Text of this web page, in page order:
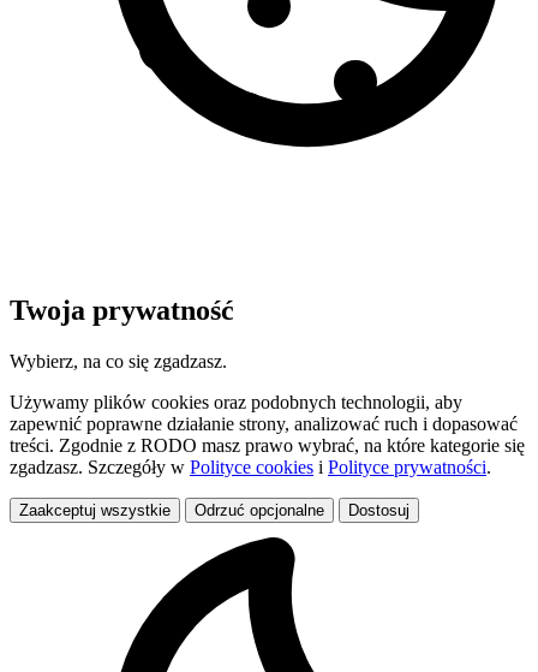
Twoja prywatność
Wybierz, na co się zgadzasz.
Używamy plików cookies oraz podobnych technologii, aby
zapewnić poprawne działanie strony, analizować ruch i dopasować
treści. Zgodnie z RODO masz prawo wybrać, na które kategorie się
zgadzasz. Szczegóły w Polityce cookies i Polityce prywatności.
Zaakceptuj wszystkie Odrzuć opcjonalne Dostosuj